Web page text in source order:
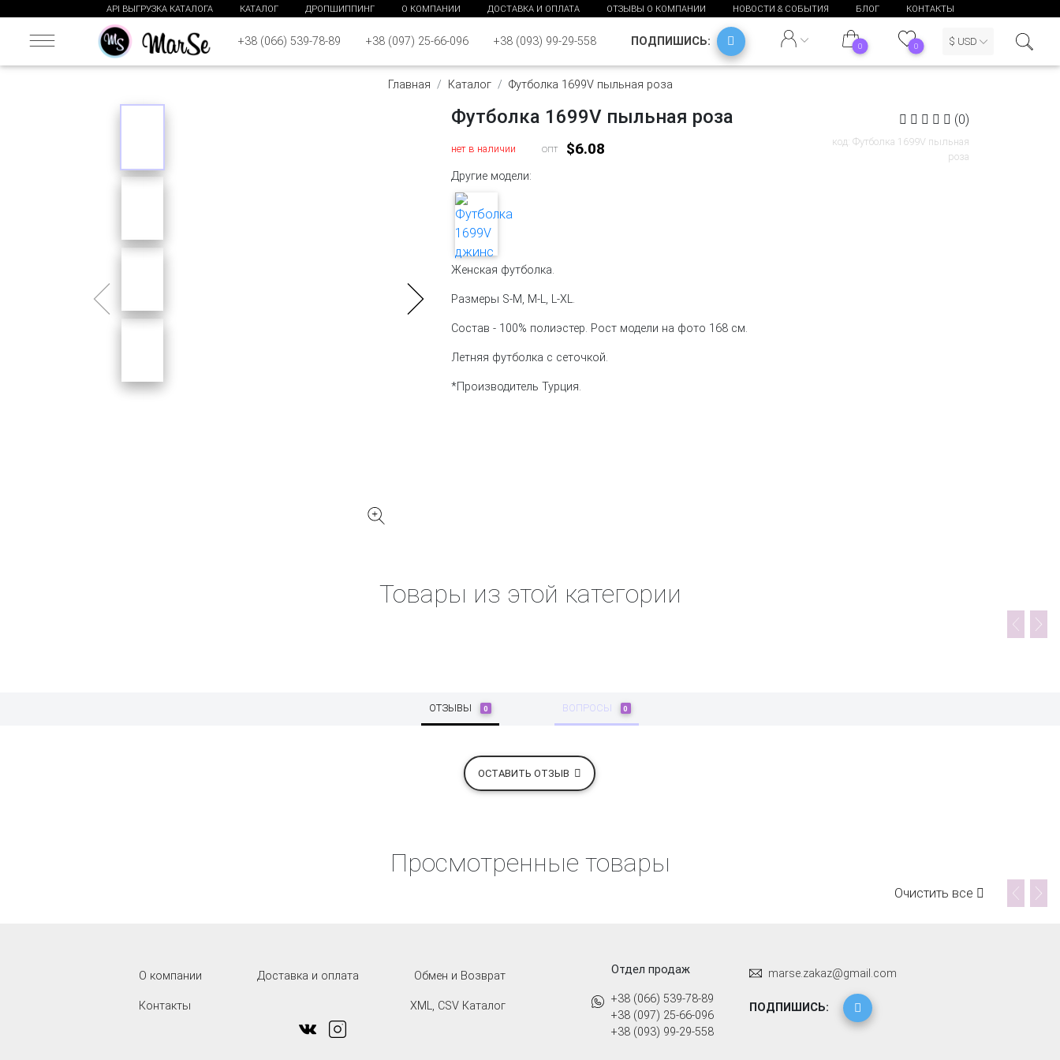
API ВЫГРУЗКА КАТАЛОГА КАТАЛОГ ДРОПШИППИНГ О КОМПАНИИ ДОСТАВКА И ОПЛАТА ОТЗЫВЫ О КОМПАНИИ НОВОСТИ & СОБЫТИЯ БЛОГ КОНТАКТЫ
+38 (066) 539-78-89 +38 (097) 25-66-096 +38 (093) 99-29-558 ПОДПИШИСЬ: 0 0 $ USD
Главная Каталог Футболка 1699V пыльная роза
Футболка 1699V пыльная роза (0)
нет в наличии опт $6.08
код: Футболка 1699V пыльная
роза
Другие модели:
Женская футболка.
Размеры S-M, M-L, L-XL.
Состав - 100% полиэстер. Рост модели на фото 168 см.
Летняя футболка с сеточкой.
*Производитель Турция.
Товары из этой категории
ОТЗЫВЫ 0 ВОПРОСЫ 0
ОСТАВИТЬ ОТЗЫВ
Просмотренные товары
Очистить все
О компании Доставка и оплата Обмен и Возврат
Контакты XML, CSV Каталог
Отдел продаж
+38 (066) 539-78-89
+38 (097) 25-66-096
+38 (093) 99-29-558
marse.zakaz@gmail.com
ПОДПИШИСЬ: